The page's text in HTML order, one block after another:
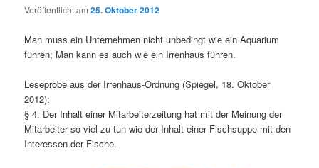
Veröffentlicht am25. Oktober 2012
Man muss ein Unternehmen nicht unbedingt wie ein Aquarium
führen; Man kann es auch wie ein Irrenhaus führen.
Leseprobe aus der Irrenhaus-Ordnung (Spiegel, 18. Oktober
2012):
§ 4: Der Inhalt einer Mitarbeiterzeitung hat mit der Meinung der
Mitarbeiter so viel zu tun wie der Inhalt einer Fischsuppe mit den
Interessen der Fische.